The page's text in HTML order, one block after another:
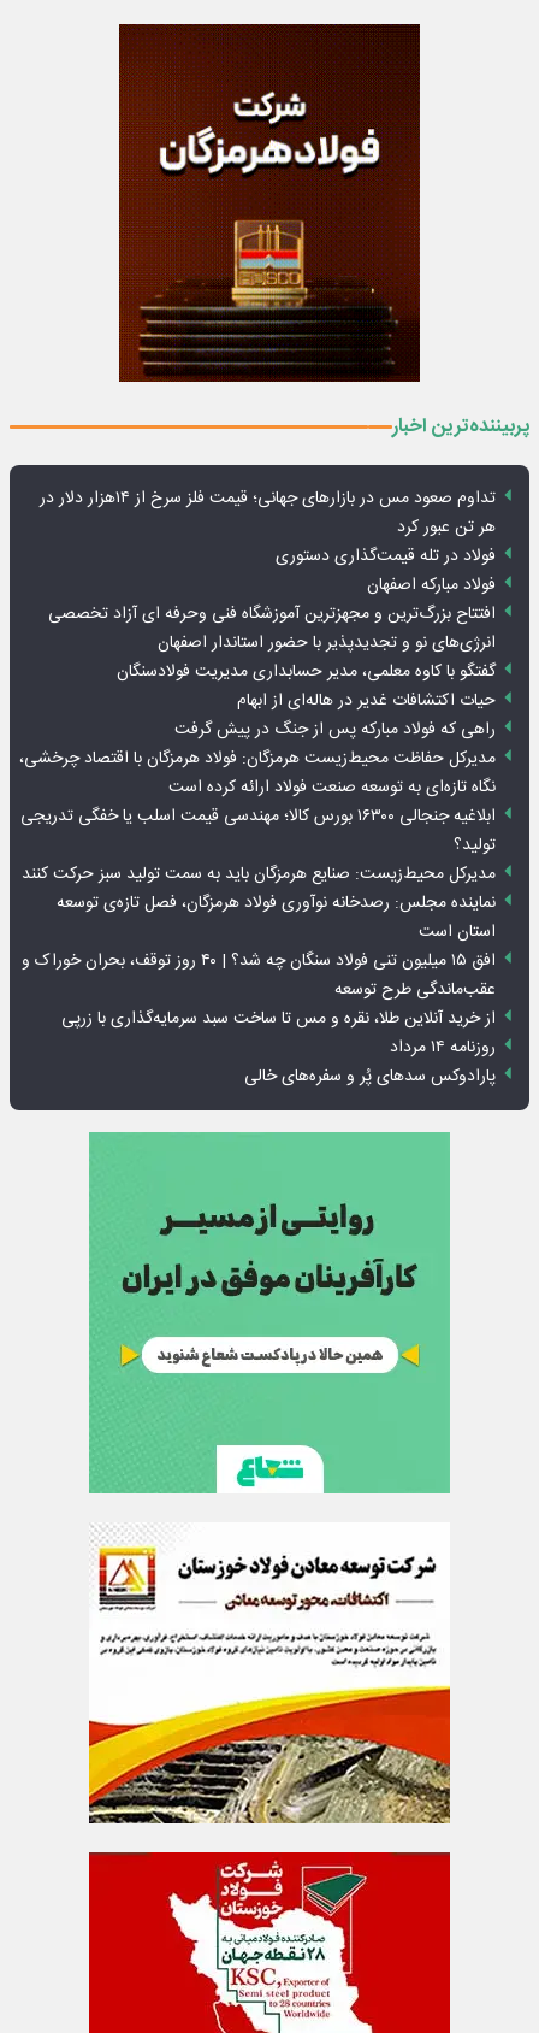
پربیننده‌ترین اخبار
تداوم صعود مس در بازارهای جهانی؛ قیمت فلز سرخ از ۱۴هزار دلار در
هر تن عبور کرد
فولاد در تله قیمت‌گذاری دستوری
فولاد مبارکه اصفهان
افتتاح بزرگ‌ترین و مجهزترین آموزشگاه فنی وحرفه ای آزاد تخصصی
انرژی‌های نو و تجدیدپذیر با حضور استاندار اصفهان
گفتگو با کاوه معلمی، مدیر حسابداری مدیریت فولادسنگان
حیات اکتشافات غدیر در هاله‌ای از ابهام
راهی که فولاد مبارکه پس از جنگ در پیش گرفت
مدیرکل حفاظت محیط‌زیست هرمزگان: فولاد هرمزگان با اقتصاد چرخشی،
نگاه تازه‌ای به توسعه صنعت فولاد ارائه کرده است
ابلاغیه جنجالی ۱۶۳۰۰ بورس کالا؛ مهندسی قیمت اسلب یا خفگی تدریجی
تولید؟
مدیرکل محیط‌زیست: صنایع هرمزگان باید به سمت تولید سبز حرکت کنند
نماینده مجلس: رصدخانه نوآوری فولاد هرمزگان، فصل تازه‌ی توسعه
استان است
افق ۱۵ میلیون تنی فولاد سنگان چه شد؟ | ۴۰ روز توقف، بحران خوراک و
عقب‌ماندگی طرح توسعه
از خرید آنلاین طلا، نقره و مس تا ساخت سبد سرمایه‌گذاری با زرپی
روزنامه ۱۴ مرداد
پارادوکس سدهای پُر و سفره‌های خالی